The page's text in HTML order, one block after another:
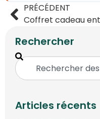
PRÉCÉDENT
Rechercher
Articles récents